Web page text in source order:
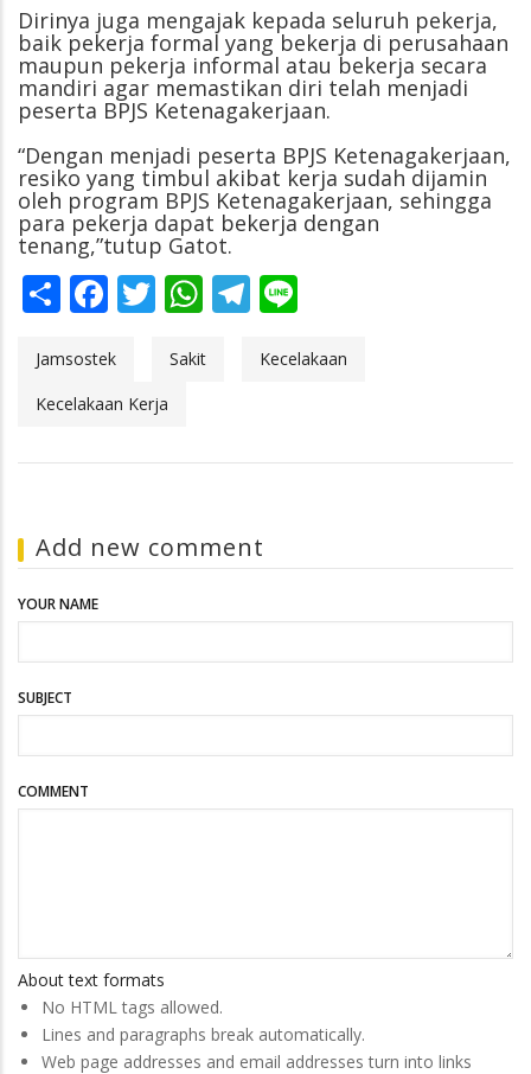
Dirinya juga mengajak kepada seluruh pekerja,
baik pekerja formal yang bekerja di perusahaan
maupun pekerja informal atau bekerja secara
mandiri agar memastikan diri telah menjadi
peserta BPJS Ketenagakerjaan.
“Dengan menjadi peserta BPJS Ketenagakerjaan,
resiko yang timbul akibat kerja sudah dijamin
oleh program BPJS Ketenagakerjaan, sehingga
para pekerja dapat bekerja dengan
tenang,”tutup Gatot.
ShareFacebook
Twitter
WhatsApp
Telegram
Jamsostek Sakit
Kecelakaan
Kecelakaan Kerja
Add new comment
YOUR NAME
SUBJECT
COMMENT
About text formats
No HTML tags allowed.
Lines and paragraphs break automatically.
Web page addresses and email addresses turn into links